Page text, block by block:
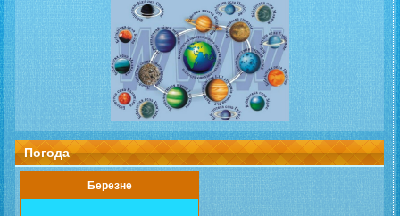
Погода
Березне